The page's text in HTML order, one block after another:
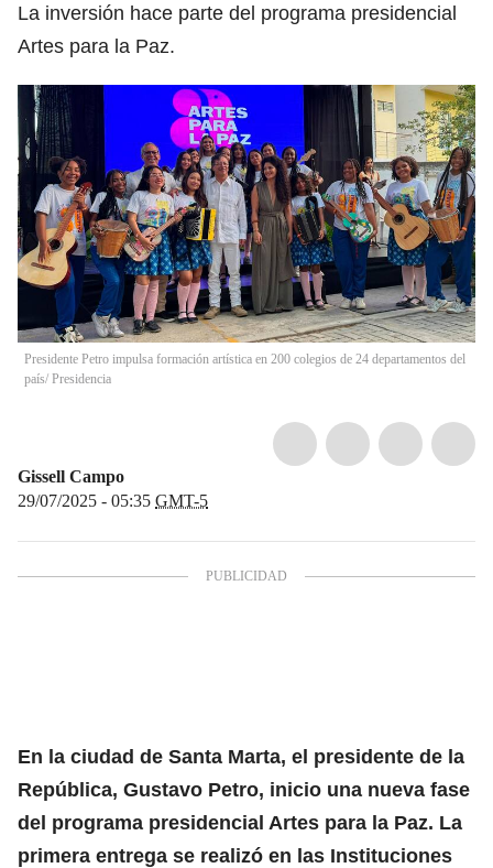
La inversión hace parte del programa presidencial
Artes para la Paz.
Presidente Petro impulsa formación artística en 200 colegios de 24 departamentos del
país/ Presidencia
Gissell Campo
29/07/2025 - 05:35 GMT-5
En la ciudad de Santa Marta, el presidente de la
República, Gustavo Petro, inicio una nueva fase
del programa presidencial Artes para la Paz. La
primera entrega se realizó en las Instituciones